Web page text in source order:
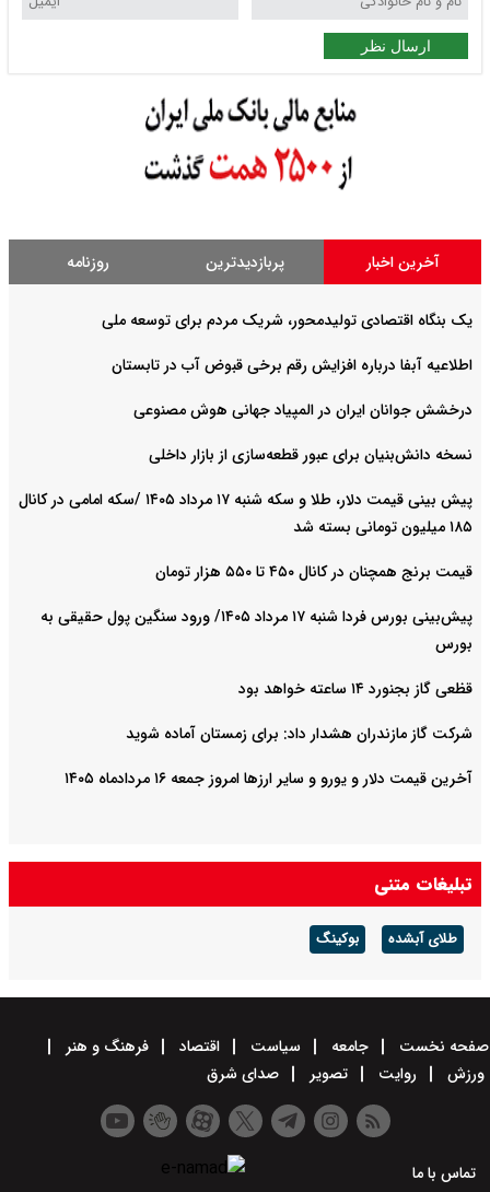
ارسال نظر
آخرین اخبار پربازدیدترین روزنامه
یک بنگاه اقتصادی تولیدمحور، شریک مردم برای توسعه ملی
اطلاعیه آبفا درباره افزایش رقم برخی قبوض آب در تابستان
درخشش جوانان ایران در المپیاد جهانی هوش مصنوعی
نسخه دانش‌بنیان برای عبور قطعه‌سازی از بازار داخلی
پیش ‌بینی قیمت دلار، طلا و سکه شنبه ۱۷ مرداد ۱۴۰۵ /سکه امامی در کانال
۱۸۵ میلیون تومانی بسته شد
قیمت برنج همچنان در کانال ۴۵۰ تا ۵۵۰ هزار تومان
پیش‌بینی بورس فردا شنبه ۱۷ مرداد ۱۴۰۵/ ورود سنگین پول حقیقی به
بورس
قظعی گاز بجنورد ۱۴ ساعته خواهد بود
شرکت گاز مازندران هشدار داد: برای زمستان آماده شوید
آخرین قیمت دلار و یورو و سایر ارزها امروز جمعه ۱۶ مردادماه ۱۴۰۵
تبلیغات متنی
طلای آبشده بوکینگ
صفحه نخست جامعه سیاست اقتصاد
فرهنگ و هنر
ورزش
روایت تصویر صدای شرق
تماس با ما